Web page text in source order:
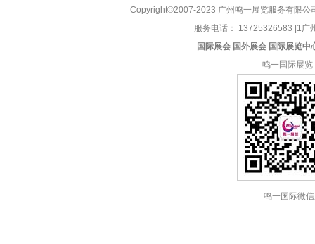
Copyright©2007-2023 广州鸣一展览服务有限公
服务电话： 13725326583 |1广
国际展会 国外展会 国际展览中
鸣一国际展览
鸣一国际微